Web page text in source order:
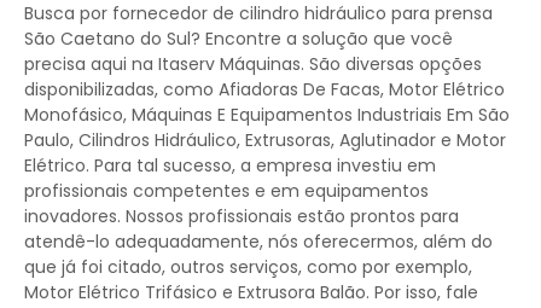
Busca por fornecedor de cilindro hidráulico para prensa
São Caetano do Sul? Encontre a solução que você
precisa aqui na Itaserv Máquinas. São diversas opções
disponibilizadas, como Afiadoras De Facas, Motor Elétrico
Monofásico, Máquinas E Equipamentos Industriais Em São
Paulo, Cilindros Hidráulico, Extrusoras, Aglutinador e Motor
Elétrico. Para tal sucesso, a empresa investiu em
profissionais competentes e em equipamentos
inovadores. Nossos profissionais estão prontos para
atendê-lo adequadamente, nós oferecermos, além do
que já foi citado, outros serviços, como por exemplo,
Motor Elétrico Trifásico e Extrusora Balão. Por isso, fale